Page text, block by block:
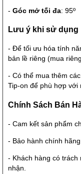
- Góc mở tối đa: 95º
Lưu ý khi sử dụng
- Để tối ưu hóa tính
bản lề riêng (mua
- Có thể mua thêm
Tip-on để phù hợp với
Chính Sách Bán
- Cam kết sản phẩm
- Bảo hành chính
- Khách hàng có
nhận.